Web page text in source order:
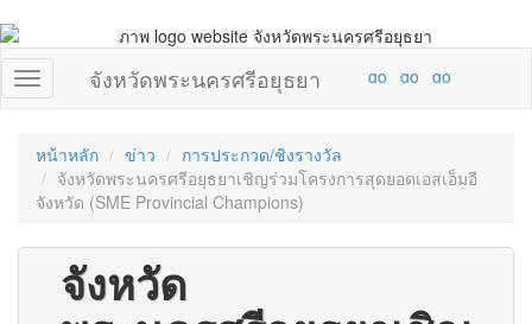
จังหวัดพระนครศรีอยุธยา
หน้าหลัก ข่าว
การประกวด/ชิงรางวัล
จังหวัดพระนครศรีอยุธยาเชิญร่วมโครงการสุดยอดเอสเอ็มอี
จังหวัด (SME Provincial Champions)
จังหวัด